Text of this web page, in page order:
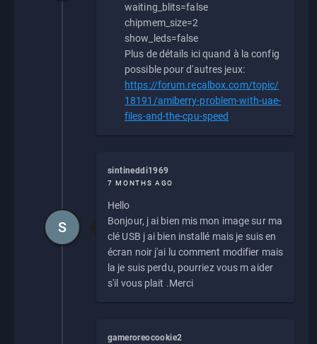
waiting_blits=false
chipmem_size=2
show_leds=false
Plus de détails ici quand à la config
possible pour d'autres jeux:
https://forum.recalbox.com/topic/
18191/amiberry-problem-with-uae-
files-and-the-cpu-speed
sintineddi1969
7 MONTHS AGO
Hello
Bonjour, j ai bien mis mon image sur ma
clé USB j ai bien installé mais je suis en
écran noir j'ai lu comment modifier mais
la je suis perdu, pourriez vous m aider
s'il vous plait .Merci
S
gameroreocookie2